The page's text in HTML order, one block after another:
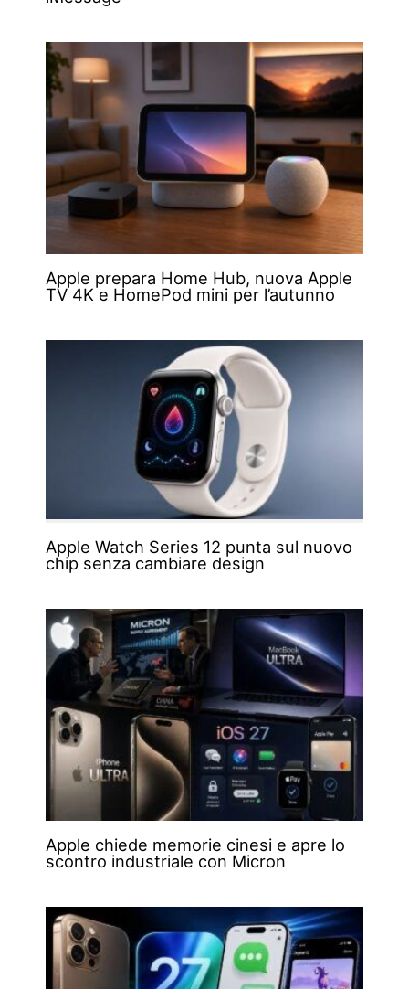
Apple prepara Home Hub, nuova Apple
TV 4K e HomePod mini per l’autunno
Apple Watch Series 12 punta sul nuovo
chip senza cambiare design
Apple chiede memorie cinesi e apre lo
scontro industriale con Micron